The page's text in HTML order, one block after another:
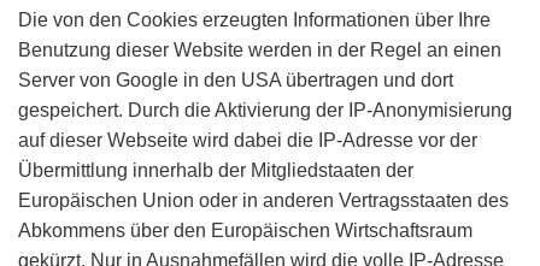
Die von den Cookies erzeugten Informationen über Ihre
Benutzung dieser Website werden in der Regel an einen
Server von Google in den USA übertragen und dort
gespeichert. Durch die Aktivierung der IP-Anonymisierung
auf dieser Webseite wird dabei die IP-Adresse vor der
Übermittlung innerhalb der Mitgliedstaaten der
Europäischen Union oder in anderen Vertragsstaaten des
Abkommens über den Europäischen Wirtschaftsraum
gekürzt. Nur in Ausnahmefällen wird die volle IP-Adresse